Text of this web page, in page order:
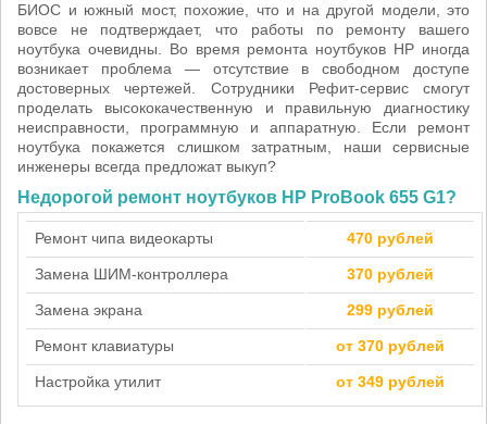
БИОС и южный мост, похожие, что и на другой модели, это
вовсе не подтверждает, что работы по ремонту вашего
ноутбука очевидны. Во время ремонта ноутбуков HP иногда
возникает проблема — отсутствие в свободном доступе
достоверных чертежей. Сотрудники Рефит-сервис смогут
проделать высококачественную и правильную диагностику
неисправности, программную и аппаратную. Если ремонт
ноутбука покажется слишком затратным, наши сервисные
инженеры всегда предложат выкуп?
Недорогой ремонт ноутбуков HP ProBook 655 G1?
Ремонт чипа видеокарты 470 рублей
Замена ШИМ-контроллера 370 рублей
Замена экрана 299 рублей
Ремонт клавиатуры от 370 рублей
Настройка утилит от 349 рублей